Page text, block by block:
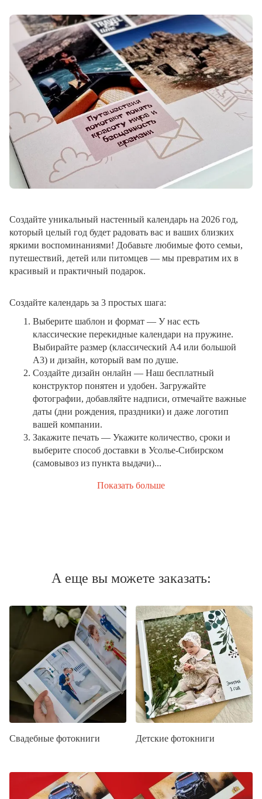
Создайте уникальный настенный календарь на 2026 год,
который целый год будет радовать вас и ваших близких
яркими воспоминаниями! Добавьте любимые фото семьи,
путешествий, детей или питомцев — мы превратим их в
красивый и практичный подарок.
Создайте календарь за 3 простых шага:
Выберите шаблон и формат — У нас есть
классические перекидные календари на пружине.
Выбирайте размер (классический A4 или большой
A3) и дизайн, который вам по душе.
Создайте дизайн онлайн — Наш бесплатный
конструктор понятен и удобен. Загружайте
фотографии, добавляйте надписи, отмечайте важные
даты (дни рождения, праздники) и даже логотип
вашей компании.
Закажите печать — Укажите количество, сроки и
выберите способ доставки в Усолье-Сибирском
(самовывоз из пункта выдачи)...
Показать больше
А еще вы можете заказать:
Свадебные фотокниги Детские фотокниги